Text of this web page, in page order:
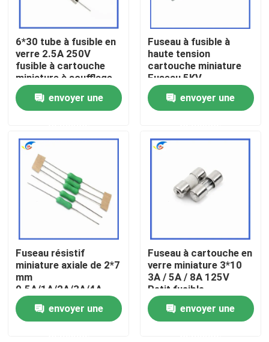
Contrôle de la qualité
Nous contacter
Nouvelles
Les affaires
Thermistance de ptc
Puce de chauffage PTC
Thermistors NTC
6*30 tube à fusible en
verre 2.5A 250V
fusible à cartouche
miniature à soufflage
rapide 500mA à 30A
L250V envoyer une
Fuseau à fusible à
haute tension
cartouche miniature
Fuseau 5KV
0,75A/0,8A/0,9A
750MA/800MA/900mA
6,5MM*40MM
envoyer une
Fuseau résistif
miniature axiale de 2*7
mm
0.5A/1A/2A/3A/4A
125V 250V à souffle
rapide Fuseau jaune
vert
envoyer une
Fuseau à cartouche en
verre miniature 3*10
3A / 5A / 8A 125V
Petit fusible
envoyer une